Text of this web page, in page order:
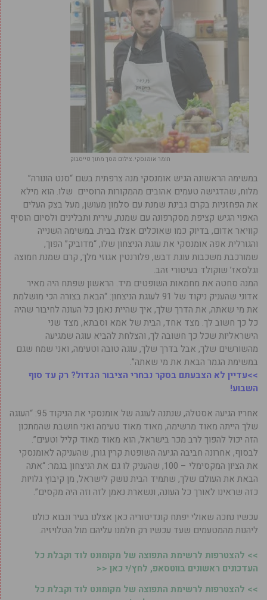
תומר אומנסקי. צילום מסך מתוך פייסבוק
במשימה הראשונה הגיש אומנסקי מנה צרפתית בשם “סנט הונורה”
מלוח, שהדגישה טעמים אהובים מהמקורות הרוסיים שלו. הוא מילא
את הפחזניות בקרם גבינת שמנת עם סלמון מעושן, מעל בצק העלים
האפוי הגיש קציפת מסקרפונה עם שמנת, עירית ותבלינים ולסיום הוסיף
קוויאר אדום, בדיוק כמו שאוכלים אצלו בבית. במשימה השנייה
והגורלית אפה אומנסקי את עוגת הניצחון שלו, “מדוביק” הפוך,
שמורכבת משכבות עוגת דבש, פלורנטין אגוזי מלך, קרם שמנת חמוצה
וגלסאז’ שוקולד בעיטורי זהב.
המנה סחטה את מחמאות השופטים מיד. הראשון שפתח היה מאיר
אדוני שהעניק ניקוד של 91 לעוגת הניצחון: “הבאת בצורה הכי מושלמת
את מי שאתה, את הדרך שלך, איך שהיית נאמן כל העונה לחיבור שהיה
כל כך חשוב לך. מצד אחד, הבית של אמא וסבתא, מצד שני
הישראליות שכל כך חשובה לך, והצלחת להביא עוגה שמגיעה
מהשורשים שלך, אבל בדרך שלך, עוגה טובה וטעימה, ואני שמח שגם
במשימת הגמר הבאת את מי שאתה”.
>>עדיין לא הצבעתם בסקר נבחרי הציבור הגדול? רק עד סוף
השבוע!
אחריו הגיעה אסטלה, שנתנה לעוגה של אומנסקי את הניקוד 95: “העוגה
שלך הייתה מאוד מרשימה, מאוד מאוד טעימה ואני חושבת שהמתכון
הזה יכול להפוך לרב מכר בישראל, הוא מאוד מאוד קליל וטעים”.
לבסוף, אחרונה חביבה הגיעה השופטת קרין גורן, שהעניקה לאומנסקי
את הציון המקסימלי – 100, שהעניק לו גם את הניצחון בגמר: “אתה
הבאת את העולם שלך, שתמיד הבית נושק לישראל, מן קיבוץ גלויות
כזה שראינו לאורך כל העונה, ונשארת נאמן לזה וזה היה מקסים”.
עכשיו נחכה שאולי יפתח קונדיטוריה כאן אצלנו בעיר ונבוא כולנו
ליהנות מהמטעמים שעד עכשיו רק חלמנו עליהם מול הטלויזיה.
>> להצטרפות לרשימת התפוצה של מקומונט לוד וקבלת כל
העדכונים ראשונים בווטסאפ, לחץ/י כאן <<
>> להצטרפות לרשימת התפוצה של מקומונט לוד וקבלת כל